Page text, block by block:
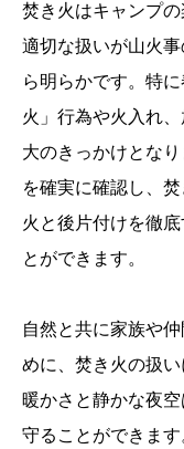
焚き火はキャンプ
適切な扱いが山火
ら明らかです。特
火」行為や火入れ
大のきっかけとな
を確実に確認し、
火と後片付けを徹
とができます。
自然と共に家族や
めに、焚き火の扱
暖かさと静かな夜
守ることができます